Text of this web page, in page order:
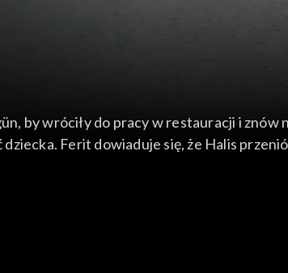
by wróciły do pracy w restauracji i znów
Ferit dowiaduje się, że Halis
i Aysen spada ze schodów.